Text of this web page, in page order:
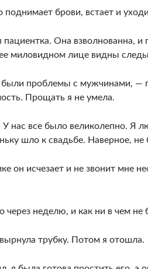
брови, встает и
Она взвол­нованна, и
миловидном лице видны
проблемы с мужчина­ми, —
Прощать я не умела.
У нас все было великолепно. Я
шло к свадьбе. Наверное, не
он исчезает и не зво­нит мне
через неделю, и как ни в чем
трубку. Потом я отошла.